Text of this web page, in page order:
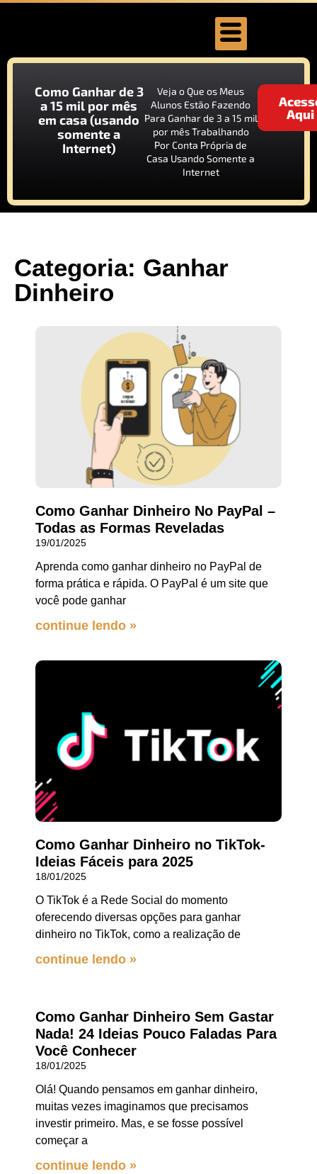
Como Ganhar de 3
a 15 mil por mês
em casa (usando
somente a
Internet)
Veja o Que os Meus
Alunos Estão Fazendo
Para Ganhar de 3 a 15 mil
por mês Trabalhando
Por Conta Própria de
Casa Usando Somente a
Internet
Aqui
Categoria: Ganhar
Dinheiro
Como Ganhar Dinheiro No PayPal –
Todas as Formas Reveladas
19/01/2025
Aprenda como ganhar dinheiro no PayPal de
forma prática e rápida. O PayPal é um site que
você pode ganhar
continue lendo »
Como Ganhar Dinheiro no TikTok-
Ideias Fáceis para 2025
18/01/2025
O TikTok é a Rede Social do momento
oferecendo diversas opções para ganhar
dinheiro no TikTok, como a realização de
continue lendo »
Como Ganhar Dinheiro Sem Gastar
Nada! 24 Ideias Pouco Faladas Para
Você Conhecer
18/01/2025
Olá! Quando pensamos em ganhar dinheiro,
muitas vezes imaginamos que precisamos
investir primeiro. Mas, e se fosse possível
começar a
continue lendo »